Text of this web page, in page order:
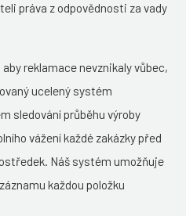
práva z odpovědnosti za vady
reklamace nevznikaly vůbec,
ucelený systém
sledování průběhu výroby
vážení každé zakázky před
Náš systém umožňuje
každou položku